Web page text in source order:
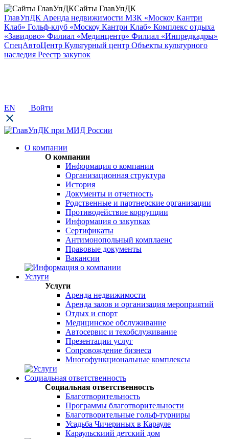
Сайты ГлавУпДК
ГлавУпДК Аренда недвижимости МЗК «Москоу Кантри
Клаб» Гольф-клуб «Москоу Кантри Клаб» Комплекс отдыха
«Завидово» Филиал «Мединцентр» Филиал «Инпредкадры»
СпецАвтоЦентр Культурный центр Объекты культурного
наследия Реестр закупок
EN Войти
О компании
О компании
Информация о компании
Организационная структура
История
Документы и отчетность
Родственные и партнерские организации
Противодействие коррупции
Информация о закупках
Сертификаты
Антимонопольный комплаенс
Правовые документы
Вакансии
Услуги
Услуги
Аренда недвижимости
Аренда залов и организация мероприятий
Отдых и спорт
Медицинское обслуживание
Автосервис и техобслуживание
Презентации услуг
Сопровождение бизнеса
Многофункциональные комплексы
Социальная ответственность
Социальная ответственность
Благотворительность
Программы благотворительности
Благотворительные гольф-турниры
Усадьба Чичериных в Карауле
Караульскиий детский дом